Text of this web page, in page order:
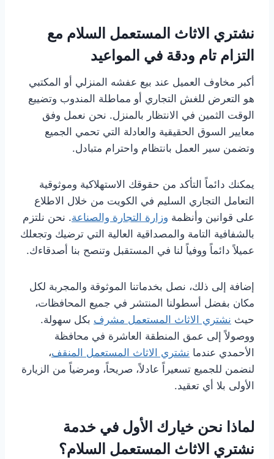
نشتري الاثاث المستعمل السلام مع
التزام تام ودقة في المواعيد
أكبر مخاوف العميل عند بيع عفشه المنزلي أو المكتبي
هو التعرض للغش التجاري أو مماطلة المندوب وتضييع
الوقت الثمين في الانتظار بالمنزل. نحن نعمل وفق
معايير السوق الحقيقية والعادلة التي تحمي الجميع
وتضمن سير العمل بانتظام واحترام متبادل.
يمكنك دائماً التأكد من حقوقك الاستهلاكية وموثوقية
التعامل التجاري السليم في الكويت من خلال الاطلاع
على قوانين وأنظمة وزارة التجارة والصناعة. نحن نلتزم
بالشفافية التامة والمصداقية العالية التي ترضيك وتجعلك
عميلاً دائماً ووفياً لنا في المستقبل وتنصح بنا أصدقاءك.
إضافة إلى ذلك، نصل بخدماتنا الموثوقة والمجربة لكل
مكان بفضل أسطولنا المنتشر في جميع المحافظات،
حيث نشتري الاثاث المستعمل مشرف بكل سهولة.
ووصولاً إلى عمق المنطقة العاشرة في محافظة
الأحمدي عندما نشتري الاثاث المستعمل المنقف،
لنضمن للجميع تسعيراً عادلاً، صريحاً، ومرضياً من الزيارة
الأولى بلا أي تعقيد.
لماذا نحن خيارك الأول في خدمة
نشتري الاثاث المستعمل السلام؟